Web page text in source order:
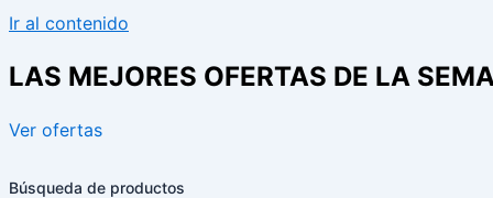
Ir al contenido
LAS MEJORES OFERTAS DE LA
Ver ofertas
Búsqueda de productos